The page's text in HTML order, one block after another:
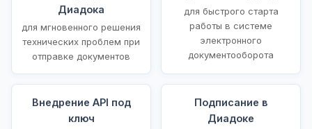
Диадока
для мгновенного решения
технических проблем при
отправке документов
для быстрого старта
работы в системе
электронного
документооборота
Внедрение API под
ключ
Подписание в
Диадоке